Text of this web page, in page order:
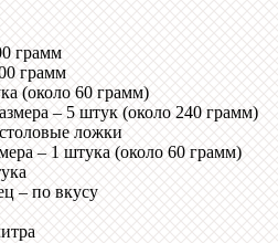
грамм
грамм
(около 60 грамм)
– 5 штук (около 240 грамм)
ложки
– 1 штука (около 60 грамм)
– по вкусу